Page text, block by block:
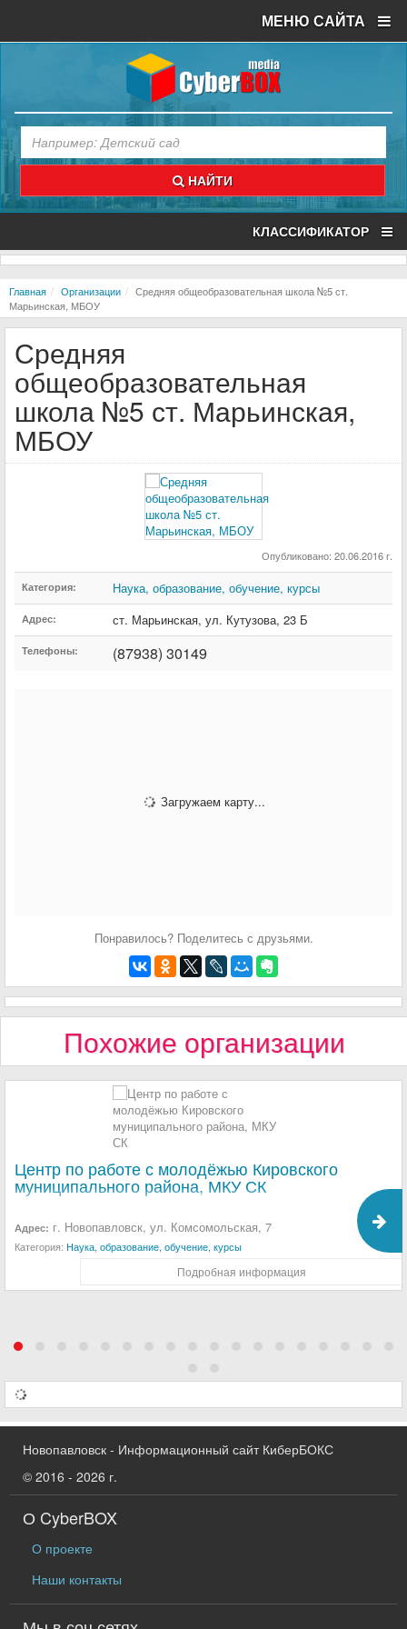
МЕНЮ САЙТА
НАЙТИ
КЛАССИФИКАТОР
Главная Организации
Средняя общеобразовательная школа №5 ст.
Марьинская, МБОУ
Средняя
общеобразовательная
школа №5 ст. Марьинская,
МБОУ
Опубликовано: 20.06.2016 г.
Категория: Наука, образование, обучение, курсы
Адрес: ст. Марьинская, ул. Кутузова, 23 Б
Телефоны: (87938) 30149
Загружаем карту...
Понравилось? Поделитесь с друзьями.
Похожие организации
Центр по работе с молодёжью Кировского
муниципального района, МКУ СК
Адрес: г. Новопавловск, ул. Комсомольская, 7
Категория: Наука, образование, обучение, курсы
Подробная информация
Новопавловск - Информационный сайт КиберБОКС
© 2016 - 2026 г.
О CyberBOX
О проекте
Наши контакты